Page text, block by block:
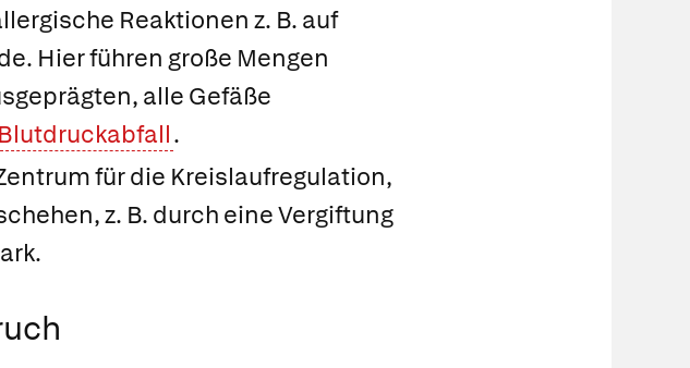
Reaktionen z. B. auf
Hier führen große Mengen
alle Gefäße
Blutdruckabfall.
für die Kreislaufregulation,
z. B. durch eine Vergiftung